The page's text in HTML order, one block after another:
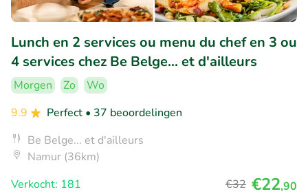
Lunch en 2 services ou menu du chef en 3 ou
4 services chez Be Belge... et d'ailleurs
Morgen Zo
Wo
9.9
Perfect • 37 beoordelingen
Be Belge... et d'ailleurs
Namur (36km)
Verkocht: 181
€32 €22,90